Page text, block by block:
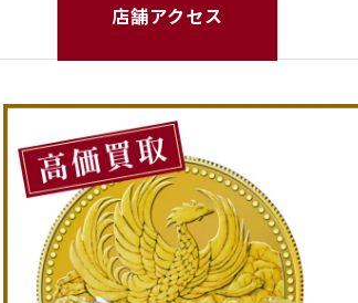
店舗アクセス